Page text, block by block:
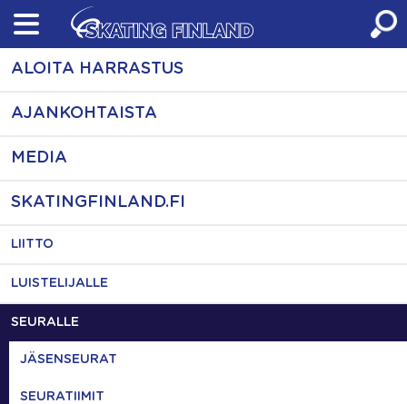
Skip
content
ALOITA HARRASTUS
AJANKOHTAISTA
MEDIA
SKATINGFINLAND.FI
LIITTO
LUISTELIJALLE
SEURALLE
JÄSENSEURAT
SEURATIIMIT